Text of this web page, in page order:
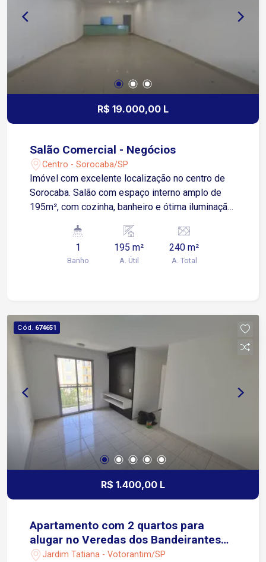
R$ 19.000,00 L
Salão Comercial - Negócios
Centro - Sorocaba/SP
Imóvel com excelente localização no centro de
Sorocaba. Salão com espaço interno amplo de
195m², com cozinha, banheiro e ótima iluminação
1
Banho
195 m²
A. Útil
240 m²
A. Total
Cód. 674651
R$ 1.400,00 L
Apartamento com 2 quartos para
alugar no Veredas dos Bandeirantes
em Votorantim/SP
Jardim Tatiana - Votorantim/SP